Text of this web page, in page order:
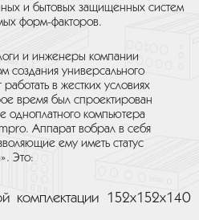
и бытовых защищенных систем
форм-факторов.
и инженеры компании
создания универсального
в жестких условиях
время был спроектирован
компьютера
Аппарат вобрал в себя
ему иметь статус
Это:
комплектации 152х152х140